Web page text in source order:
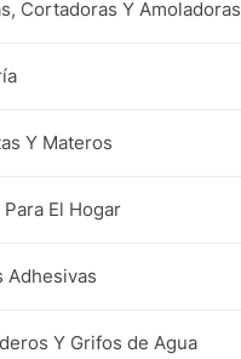
Cortadoras Y Amoladoras
Y Materos
El Hogar
Adhesivas
Y Grifos de Agua